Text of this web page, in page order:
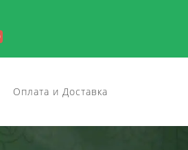
Оплата и Доставка